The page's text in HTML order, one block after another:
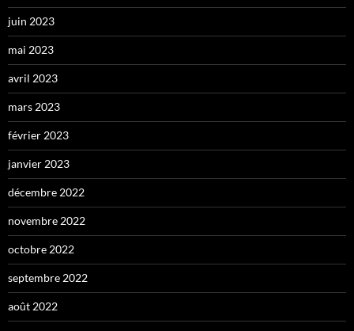
juin 2023
mai 2023
avril 2023
mars 2023
février 2023
janvier 2023
décembre 2022
novembre 2022
octobre 2022
septembre 2022
août 2022